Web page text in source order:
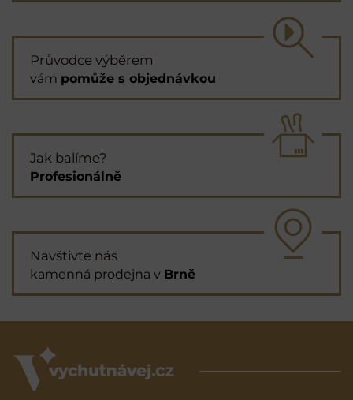
Průvodce výběrem
vám pomůže s objednávkou
Jak balíme?
Profesionálně
Navštivte nás
kamenná prodejna v Brně